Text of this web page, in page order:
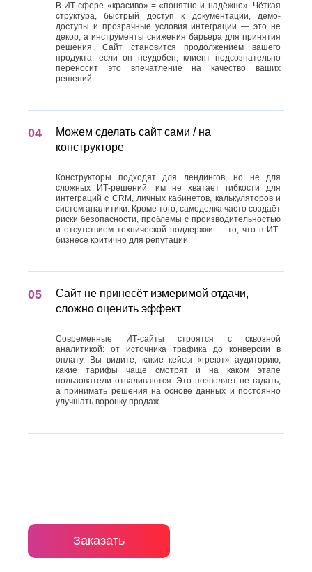
В ИТ-сфере «красиво» = «понятно и надёжно». Чёткая
структура, быстрый доступ к документации, демо-
доступы и прозрачные условия интеграции — это не
декор, а инструменты снижения барьера для принятия
решения. Сайт становится продолжением вашего
продукта: если он неудобен, клиент подсознательно
переносит это впечатление на качество ваших
решений.
Можем сделать сайт сами / на
конструкторе
Конструкторы подходят для лендингов, но не для
сложных ИТ-решений: им не хватает гибкости для
интеграций с CRM, личных кабинетов, калькуляторов и
систем аналитики. Кроме того, самоделка часто создаёт
риски безопасности, проблемы с производительностью
и отсутствием технической поддержки — то, что в ИТ-
бизнесе критично для репутации.
Сайт не принесёт измеримой отдачи,
сложно оценить эффект
Современные ИТ-сайты строятся с сквозной
аналитикой: от источника трафика до конверсии в
оплату. Вы видите, какие кейсы «греют» аудиторию,
какие тарифы чаще смотрят и на каком этапе
пользователи отваливаются. Это позволяет не гадать,
а принимать решения на основе данных и постоянно
улучшать воронку продаж.
Заказать